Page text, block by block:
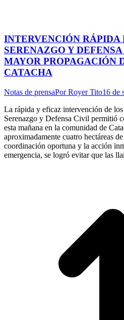
INTERVENCIÓN RÁPIDA
SERENAZGO Y
MAYOR PROPAGACIÓN
CATACHA
Notas de prensaPorRoyer Tito16 de
La rápida y eficaz intervención de
Serenazgo y Defensa Civil permitió
esta mañana en la comunidad de
aproximadamente cuatro hectáreas
coordinación oportuna y la acción
emergencia, se logró evitar que las